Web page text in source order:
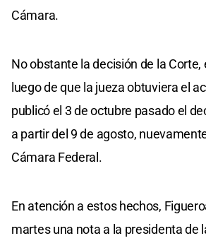
Cámara.
No obstante la decisión de la Corte,
luego de que la jueza obtuviera el
publicó el 3 de octubre pasado el
a partir del 9 de agosto,
Cámara Federal.
En atención a estos hechos,
martes una nota a la presidenta de